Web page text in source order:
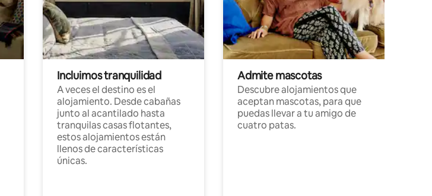
Incluimos tranquilidad
A veces el destino es el
alojamiento. Desde cabañas
junto al acantilado hasta
tranquilas casas flotantes,
estos alojamientos están
llenos de características
únicas.
Admite mascotas
Descubre alojamientos que
aceptan mascotas, para que
puedas llevar a tu amigo de
cuatro patas.